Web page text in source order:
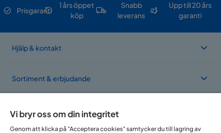
Prisgaranti
1 års öppet
köp
Snabb
leverans
Upp till 20 års
garanti
Hjälp & kontakt
Sortiment & erbjudande
Vi bryr oss om din integritet
Genom att klicka på "Acceptera cookies" samtycker du till lagring av